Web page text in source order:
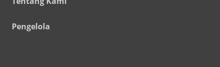
Pengelola